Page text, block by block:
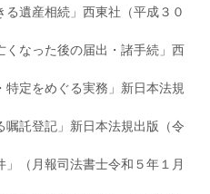
遺産相続」西東社（平成３０
くなった後の届出・諸手続」西
定をめぐる実務」新日本法規
託登記」新日本法規出版（令
（月報司法書士令和５年１月